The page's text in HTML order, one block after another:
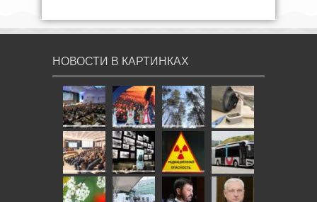
НОВОСТИ В КАРТИНКАХ